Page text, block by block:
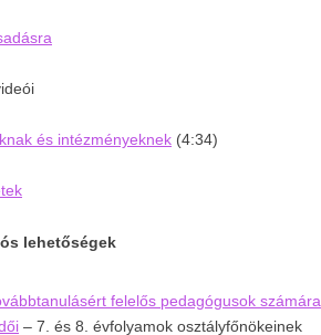
és intézményeknek (4:34)
lehetőségek
felelős pedagógusok számára
– 7. és 8. évfolyamok osztályfőnökeinek